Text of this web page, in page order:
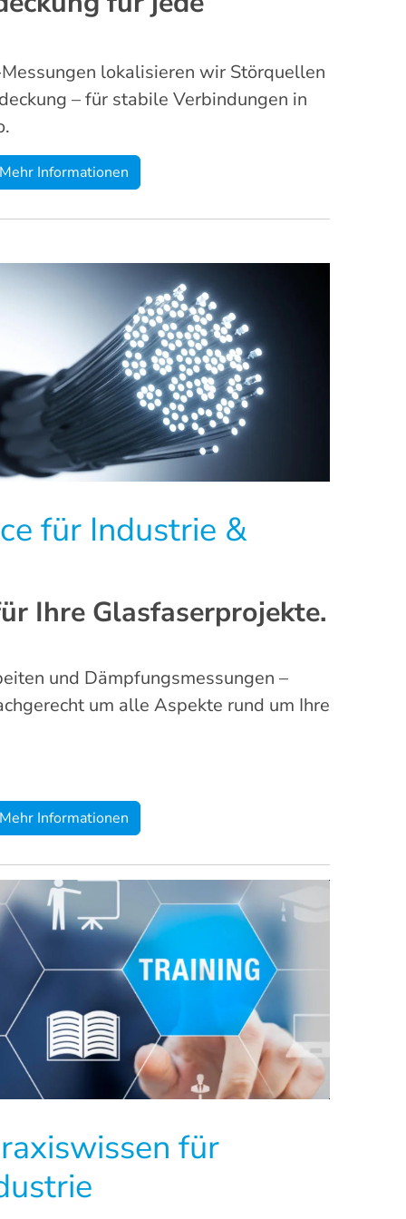
lokalisieren wir Störquellen
– für stabile Verbindungen in
Informationen
für Industrie &
Ihre Glasfaserprojekte.
und Dämpfungsmessungen –
um alle Aspekte rund um Ihre
Informationen
für